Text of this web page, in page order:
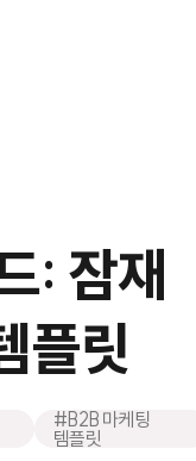
: 잠재
플릿
#B2B 마케팅
템플릿